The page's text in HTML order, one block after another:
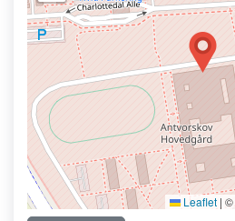
Leaflet | ©